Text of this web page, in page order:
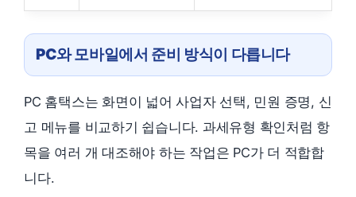
PC와 모바일에서 준비 방식이 다릅니다
PC 홈택스는 화면이 넓어 사업자 선택, 민원 증명, 신
고 메뉴를 비교하기 쉽습니다. 과세유형 확인처럼 항
목을 여러 개 대조해야 하는 작업은 PC가 더 적합합
니다.